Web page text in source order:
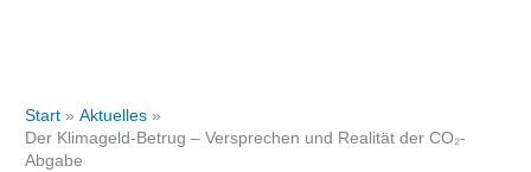
Start
Aktuelles
Der Klimageld-Betrug – Versprechen und Realität der CO₂-
Abgabe